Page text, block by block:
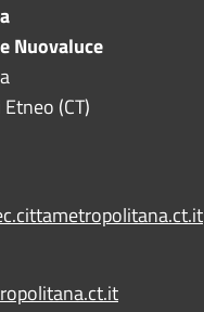
Nuovaluce
(CT)